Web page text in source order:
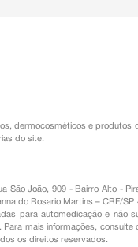
,dermocosméticos e produtos
do site.
São João, 909 - Bairro Alto
do Rosario Martins – CRF/
para automedicação e
mais informações,
os direitos reservados.